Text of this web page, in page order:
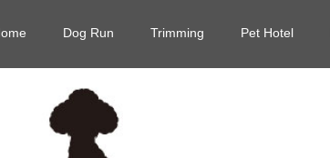
Dog Run Trimming Pet Hotel